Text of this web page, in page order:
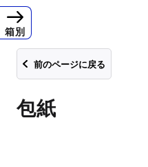
前のページに戻る
包紙
箱別